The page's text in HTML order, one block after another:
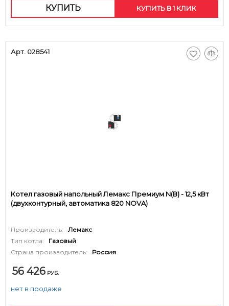
КУПИТЬ КУПИТЬ В 1 КЛИК
Арт. 028541
Котел газовый напольный Лемакс Премиум N(В) - 12,5 кВт
(двухконтурный, автоматика 820 NOVA)
Производитель:
Лемакс
Тип котла:
Газовый
Страна производитель:
Россия
56 426 РУБ.
нет в продаже